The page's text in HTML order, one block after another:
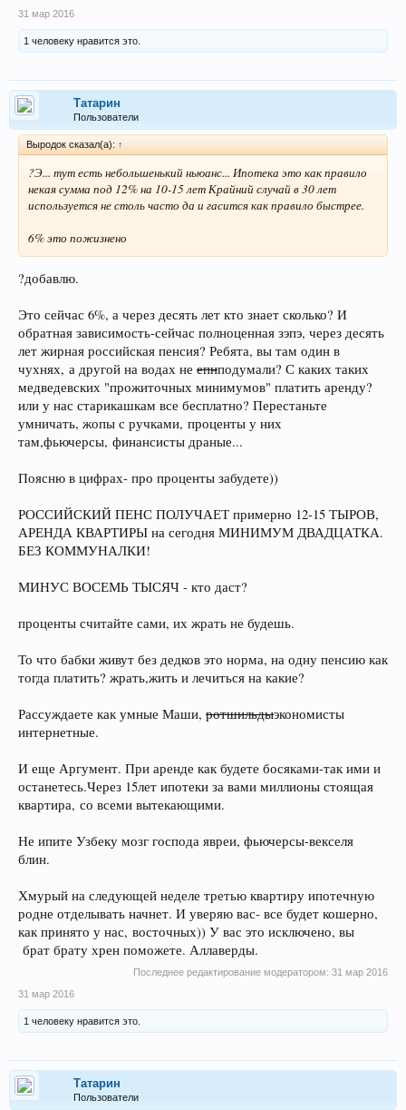
Посмотреть вложение 51509
31 мар 2016
1 человеку нравится это.
Татарин
Пользователи
Выродок сказал(а): ↑
?Э... тут есть небольшенький ньюанс... Ипотека это как правило
некая сумма под 12% на 10-15 лет Крайний случай в 30 лет
используется не столь часто да и гасится как правило быстрее.
6% это пожизнено
?добавлю.
Это сейчас 6%, а через десять лет кто знает сколько? И
обратная зависимость-сейчас полноценная зэпэ, через десять
лет жирная российская пенсия? Ребята, вы там один в
чухнях, а другой на водах не епнподумали? С каких таких
медведевских "прожиточных минимумов" платить аренду?
или у нас старикашкам все бесплатно? Перестаньте
умничать, жопы с ручками, проценты у них
там,фьючерсы, финансисты драные...
Поясню в цифрах- про проценты забудете))
РОССИЙСКИЙ ПЕНС ПОЛУЧАЕТ примерно 12-15 ТЫРОВ,
АРЕНДА КВАРТИРЫ на сегодня МИНИМУМ ДВАДЦАТКА.
БЕЗ КОММУНАЛКИ!
МИНУС ВОСЕМЬ ТЫСЯЧ - кто даст?
проценты считайте сами, их жрать не будешь.
То что бабки живут без дедков это норма, на одну пенсию как
тогда платить? жрать,жить и лечиться на какие?
Рассуждаете как умные Маши, ротшильдыэкономисты
интернетные.
И еще Аргумент. При аренде как будете босяками-так ими и
останетесь.Через 15лет ипотеки за вами миллионы стоящая
квартира, со всеми вытекающими.
Не ипите Узбеку мозг господа явреи, фьючерсы-векселя
блин.
Хмурый на следующей неделе третью квартиру ипотечную
родне отделывать начнет. И уверяю вас- все будет кошерно,
как принято у нас, восточных)) У вас это исключено, вы
брат брату хрен поможете. Аллаверды.
Последнее редактирование модератором: 31 мар 2016
31 мар 2016
1 человеку нравится это.
Татарин
Пользователи